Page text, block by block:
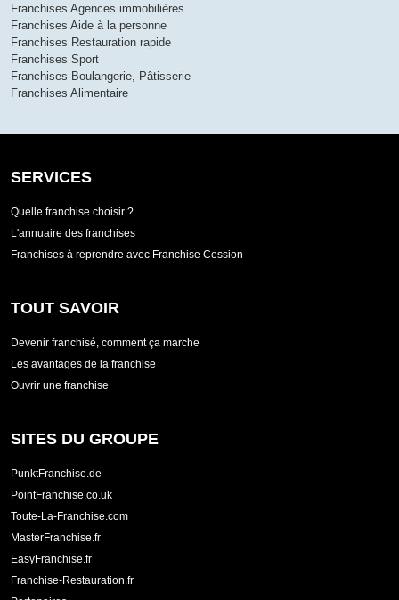
Franchises Agences immobilières
Franchises Aide à la personne
Franchises Restauration rapide
Franchises Sport
Franchises Boulangerie, Pâtisserie
Franchises Alimentaire
SERVICES
Quelle franchise choisir ?
L'annuaire des franchises
Franchises à reprendre avec Franchise Cession
TOUT SAVOIR
Devenir franchisé, comment ça marche
Les avantages de la franchise
Ouvrir une franchise
SITES DU GROUPE
PunktFranchise.de
PointFranchise.co.uk
Toute-La-Franchise.com
MasterFranchise.fr
EasyFranchise.fr
Franchise-Restauration.fr